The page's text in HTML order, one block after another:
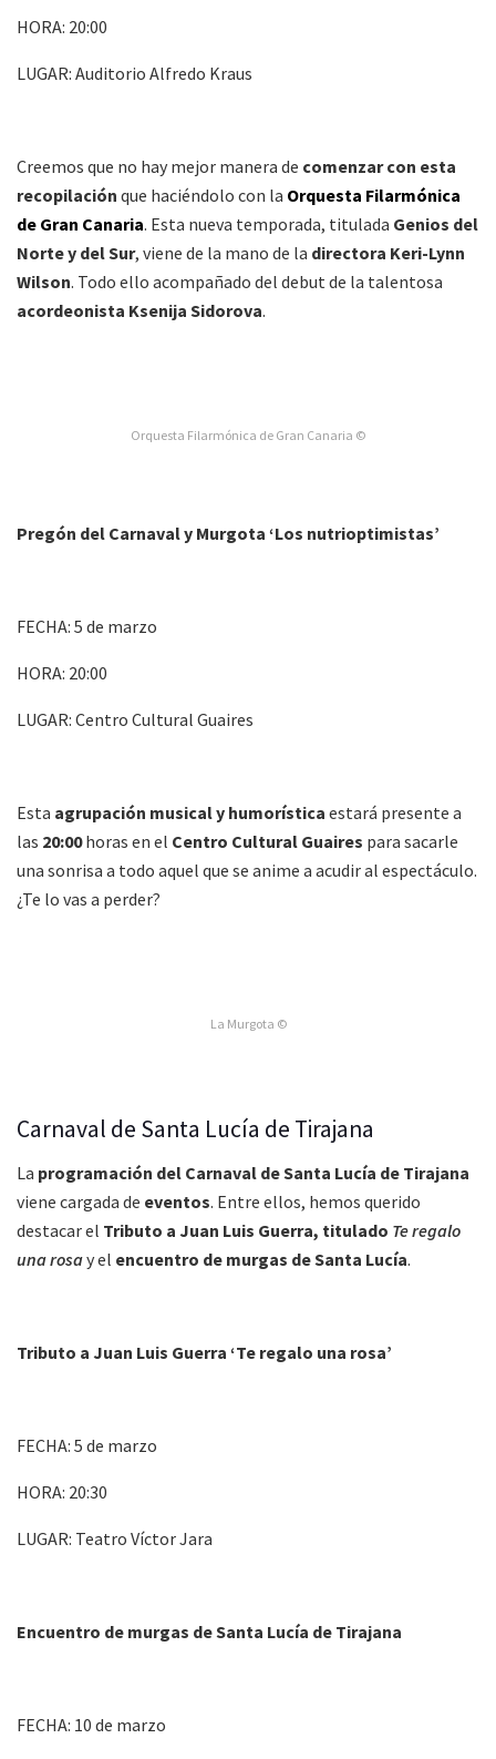
HORA: 20:00
LUGAR: Auditorio Alfredo Kraus
Creemos que no hay mejor manera de comenzar con esta
recopilación que haciéndolo con la Orquesta Filarmónica
de Gran Canaria. Esta nueva temporada, titulada Genios del
Norte y del Sur, viene de la mano de la directora Keri-Lynn
Wilson. Todo ello acompañado del debut de la talentosa
acordeonista Ksenija Sidorova.
Orquesta Filarmónica de Gran Canaria ©
Pregón del Carnaval y Murgota ‘Los nutrioptimistas’
FECHA: 5 de marzo
HORA: 20:00
LUGAR: Centro Cultural Guaires
Esta agrupación musical y humorística estará presente a
las 20:00horas en el Centro Cultural Guaires para sacarle
una sonrisa a todo aquel que se anime a acudir al espectáculo.
¿Te lo vas a perder?
La Murgota ©
Carnaval de Santa Lucía de Tirajana
La programación del Carnaval de Santa Lucía de Tirajana
viene cargada de eventos. Entre ellos, hemos querido
destacar el Tributo a Juan Luis Guerra, titulado Te regalo
una rosay el encuentro de murgas de Santa Lucía.
Tributo a Juan Luis Guerra ‘Te regalo una rosa’
FECHA: 5 de marzo
HORA: 20:30
LUGAR: Teatro Víctor Jara
Encuentro de murgas de Santa Lucía de Tirajana
FECHA: 10 de marzo